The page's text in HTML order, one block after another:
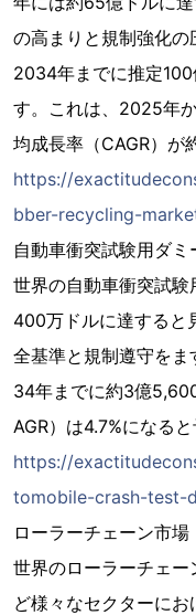
の高まりと規制強化の
2034年までに推定
す。これは、2025年
均成長率（CAGR）が
https://
bber-recycling-
自動車衝突試験用ダミ
世界の自動車衝突試
400万ドルに達すると
全基準と規制遵守を
34年までに約3億
AGR）は4.7%になると
https://
tomobile-crash-test-
ローラーチェーン市場
世界のローラーチェ
ど様々なセクターに